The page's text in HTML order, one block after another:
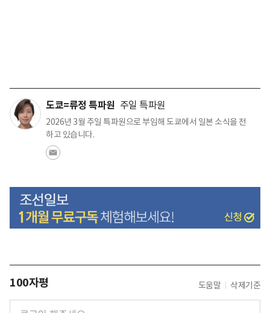
도쿄=류정 특파원 주일 특파원
2026년 3월 주일 특파원으로 부임해 도쿄에서 일본 소식을 전
하고 있습니다.
100자평 도움말 삭제기준